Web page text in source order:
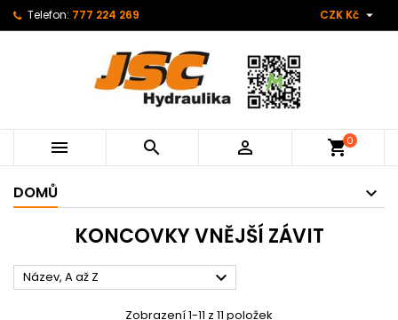
Telefon: 777 224 269 CZK Kč 
   shopping_cart0
DOMŮ
KONCOVKY VNĚJŠÍ ZÁVIT
Název, A až Z 
Zobrazení 1-11 z 11 položek